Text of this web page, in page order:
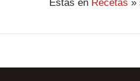
Estás en Recetas »